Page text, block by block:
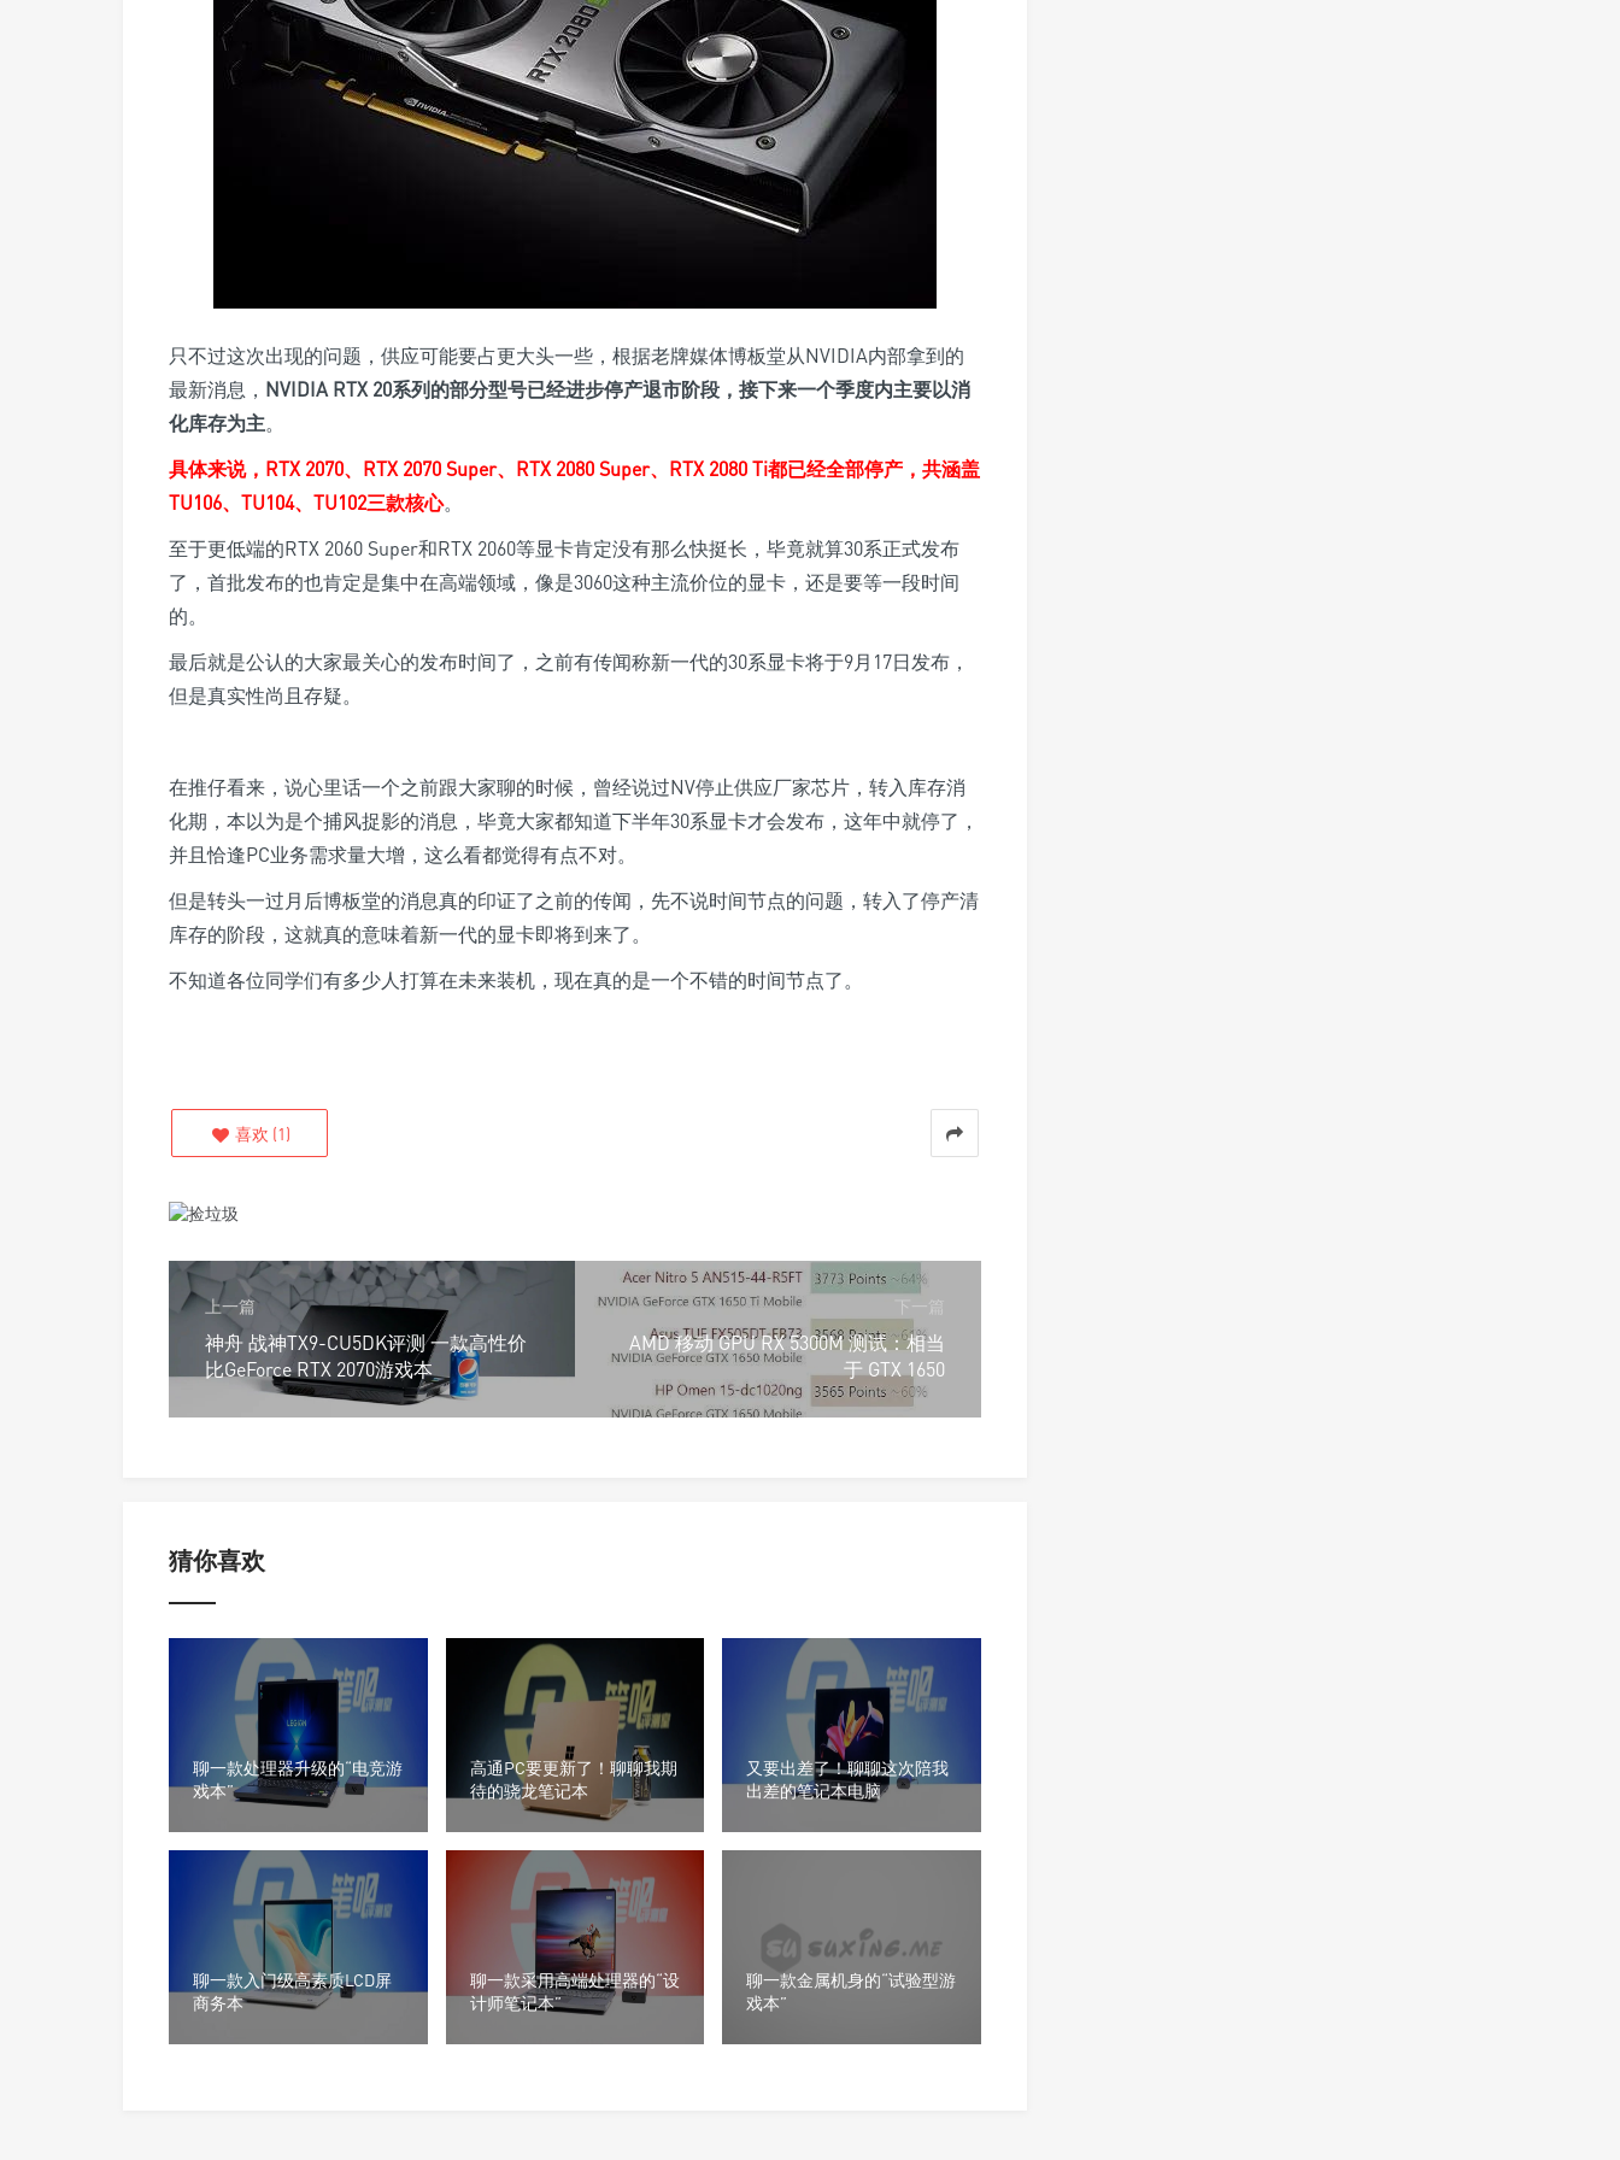
只不过这次出现的问题，供应可能要占更大头一些，根据老牌媒体博板堂从NVIDIA内部拿到的
最新消息， NVIDIA RTX 20系列的部分型号已经进步停产退市阶段，接下来一个季度内主要以消
化库存为主。
具体来说，RTX 2070、RTX 2070 Super、RTX 2080 Super、RTX 2080 Ti都已经全部停产，共涵盖
TU106、TU104、TU102三款核心。
至于更低端的RTX 2060 Super和RTX 2060等显卡肯定没有那么快挺长，毕竟就算30系正式发布
了，首批发布的也肯定是集中在高端领域，像是3060这种主流价位的显卡，还是要等一段时间
的。
最后就是公认的大家最关心的发布时间了，之前有传闻称新一代的30系显卡将于9月17日发布，
但是真实性尚且存疑。
在推仔看来，说心里话一个之前跟大家聊的时候，曾经说过NV停止供应厂家芯片，转入库存消
化期，本以为是个捕风捉影的消息，毕竟大家都知道下半年30系显卡才会发布，这年中就停了，
并且恰逢PC业务需求量大增，这么看都觉得有点不对。
但是转头一过月后博板堂的消息真的印证了之前的传闻，先不说时间节点的问题，转入了停产清
库存的阶段，这就真的意味着新一代的显卡即将到来了。
不知道各位同学们有多少人打算在未来装机，现在真的是一个不错的时间节点了。
喜欢 (1)
上一篇
神舟 战神TX9-CU5DK评测 一款高性价
比GeForce RTX 2070游戏本
下一篇
AMD 移动 GPU RX 5300M 测试：相当
于 GTX 1650
猜你喜欢
聊一款处理器升级的“电竞游
戏本”
高通PC要更新了！聊聊我期
待的骁龙笔记本
又要出差了！聊聊这次陪我
出差的笔记本电脑
聊一款入门级高素质LCD屏
商务本
聊一款采用高端处理器的“设
计师笔记本”
聊一款金属机身的“试验型游
戏本”